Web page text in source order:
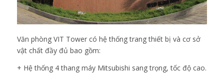
Văn phòng VIT Tower có hệ thống trang thiết bị và cơ sở
vật chất đầy đủ bao gồm:
+ Hệ thống 4 thang máy Mitsubishi sang trọng, tốc độ cao.